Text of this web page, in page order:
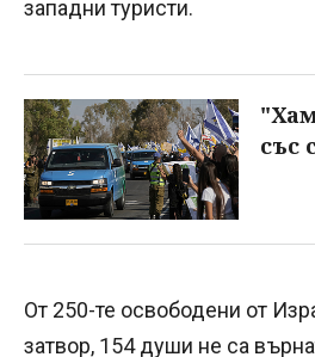
западни туристи.
със
От 250-те освободени от
затвор, 154 души не са